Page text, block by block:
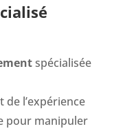
spécialisée
l’expérience
pour manipuler